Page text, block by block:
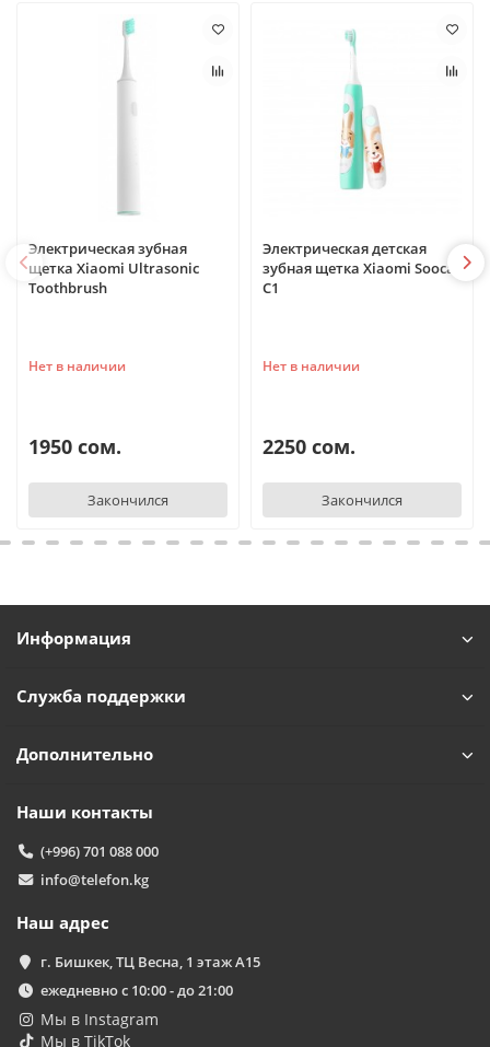
Электрическая зубная
щетка Xiaomi Ultrasonic
Toothbrush
Нет в наличии
1950 сом.
Закончился
Электрическая детская
зубная щетка Xiaomi Soocas
C1
Нет в наличии
2250 сом.
Закончился
Информация
Служба поддержки
Дополнительно
Наши контакты
(+996) 701 088 000
info@telefon.kg
Наш адрес
г. Бишкек, ТЦ Весна, 1 этаж А15
ежедневно с 10:00 - до 21:00
Мы в Instagram
Мы в TikTok
T TelefonAI
T
Здравствуйте! 👋
Чем можем помочь?